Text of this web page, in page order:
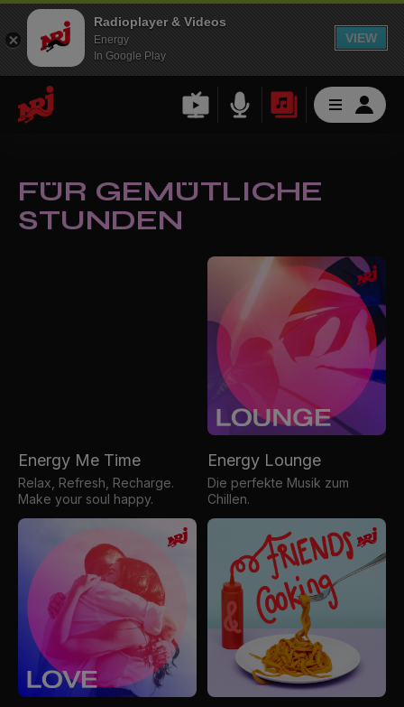
Radioplayer & Videos
Energy
In Google Play
VIEW
FÜR GEMÜTLICHE
STUNDEN
Energy Me Time
Relax, Refresh, Recharge.
Make your soul happy.
Energy Lounge
Die perfekte Musik zum
Chillen.